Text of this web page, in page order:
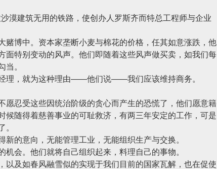
建筑无用的铁路，使创办人罗斯齐而特总工程师与企业
博中。资本家垄断小麦与棉花的价格，任其如意涨跌，他
面特别变动的风声。他们即随着这些风声做买卖，如我们每
当。
，就为这种理由——他们说——我们应该维持商务。
忍受这些因统治阶级的贪心而产生的恐慌了，他们愿意籍
随得着慈善事业的可耻救济，有两三年安定的工作，可是
。
的意向，无能管理工业，无能组织生产与交换。
会。他们就将自己组织起来，料理自己的事物。
及如春风融雪似的实现于我们目前的国家瓦解，也在促使